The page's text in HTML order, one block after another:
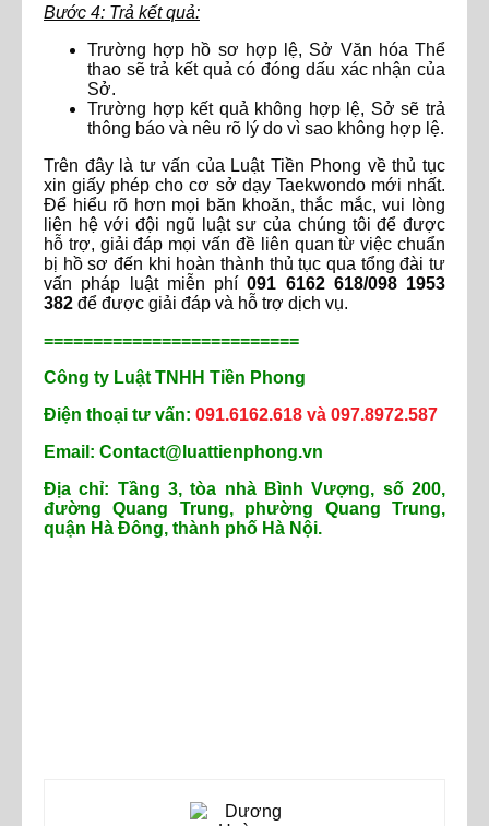
Bước 4: Trả kết quả:
Trường hợp hồ sơ hợp lệ, Sở Văn hóa Thể
thao sẽ trả kết quả có đóng dấu xác nhận của
Sở.
Trường hợp kết quả không hợp lệ, Sở sẽ trả
thông báo và nêu rõ lý do vì sao không hợp lệ.
Trên đây là tư vấn của Luật Tiền Phong về thủ tục
xin giấy phép cho cơ sở dạy Taekwondo mới nhất.
Để hiểu rõ hơn mọi băn khoăn, thắc mắc, vui lòng
liên hệ với đội ngũ luật sư của chúng tôi để được
hỗ trợ, giải đáp mọi vấn đề liên quan từ việc chuẩn
bị hồ sơ đến khi hoàn thành thủ tục qua tổng đài tư
vấn pháp luật miễn phí091 6162 618/098 1953
382 để được giải đáp và hỗ trợ dịch vụ.
==========================
Công ty Luật TNHH Tiền Phong
Điện thoại tư vấn: 091.6162.618 và 097.8972.587
Email: Contact@luattienphong.vn
Địa chỉ: Tầng 3, tòa nhà Bình Vượng, số 200,
đường Quang Trung, phường Quang Trung,
quận Hà Đông, thành phố Hà Nội.